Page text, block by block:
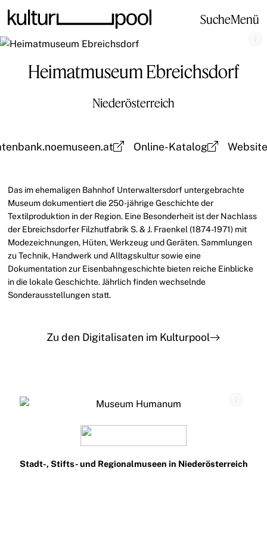
SucheMenü
Heimatmuseum Ebreichsdorf
Niederösterreich
Online-Katalog Website
Das im ehemaligen Bahnhof Unterwaltersdorf untergebrachte
Museum dokumentiert die 250-jährige Geschichte der
Textilproduktion in der Region. Eine Besonderheit ist der Nachlass
der Ebreichsdorfer Filzhutfabrik S. & J. Fraenkel (1874-1971) mit
Modezeichnungen, Hüten, Werkzeug und Geräten. Sammlungen
zu Technik, Handwerk und Alltagskultur sowie eine
Dokumentation zur Eisenbahngeschichte bieten reiche Einblicke
in die lokale Geschichte. Jährlich finden wechselnde
Sonderausstellungen statt.
Zu den Digitalisaten im Kulturpool
Stadt-, Stifts- und Regionalmuseen in Niederösterreich